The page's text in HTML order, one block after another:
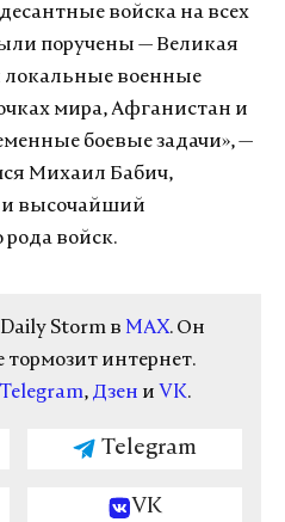
войска на всех
поручены — Великая
локальные военные
мира, Афганистан и
боевые задачи», —
Михаил Бабич,
высочайший
рода войск.
Storm в MAX. Он
тормозит интернет.
Telegram, Дзен и VK.
Telegram
VK